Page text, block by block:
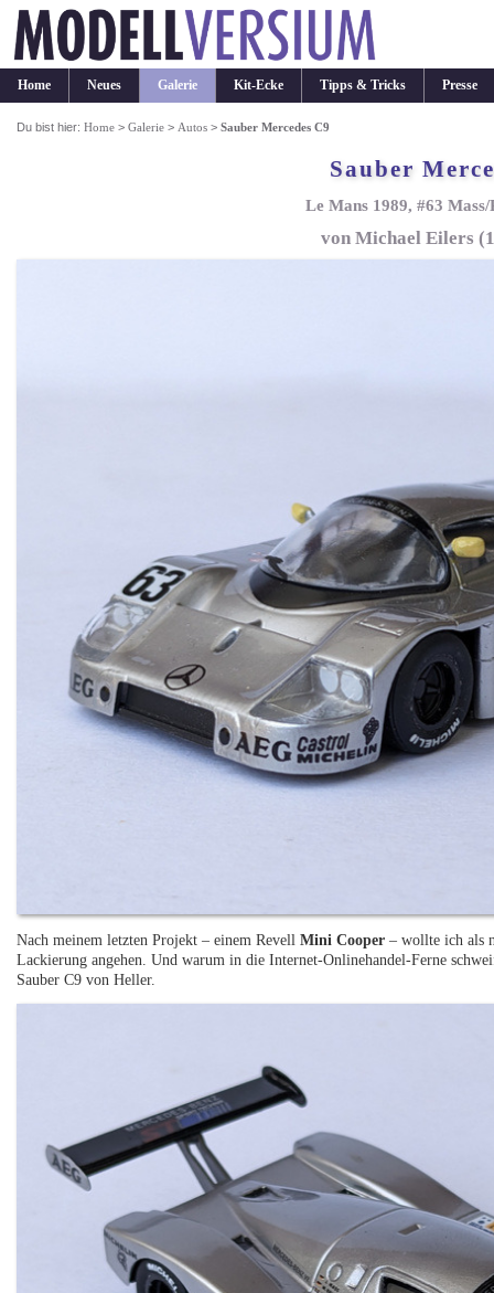
Home Neues Galerie Kit-Ecke Tipps & Tricks Presse
Du bist hier:Home >Galerie > Autos >Sauber Mercedes C9
Sauber
Le Mans 1989, #63
von Michael Eilers
Nach meinem letzten Projekt – einem RevellMini Cooper – wollte ich als
Lackierung angehen. Und warum in die Internet-Onlinehandel-Ferne
Sauber C9 von Heller.